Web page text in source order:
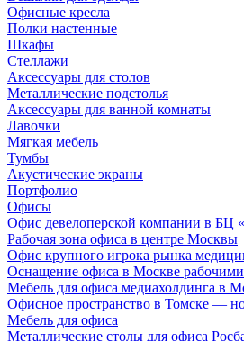
Офисные кресла
Полки настенные
Шкафы
Стеллажи
Аксессуары для столов
Металлические подстолья
Аксессуары для ванной комнаты
Лавочки
Мягкая мебель
Тумбы
Акустические экраны
Портфолио
Офисы
Офис девелоперской компании в БЦ
Рабочая зона офиса в центре Москвы
Офис крупного игрока рынка
Оснащение офиса в Москве
Мебель для офиса медиахолдинга в
Офисное пространство в Томске —
Мебель для офиса
Металлические столы для офиса